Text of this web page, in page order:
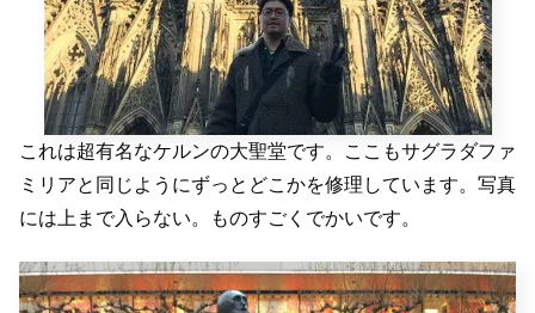
これは超有名なケルンの大聖堂です。ここもサグラダファ
ミリアと同じようにずっとどこかを修理しています。写真
には上まで入らない。ものすごくでかいです。